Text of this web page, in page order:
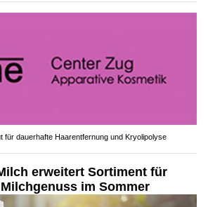
für dauerhafte Haarentfernung und Kryolipolyse
erweitert Sortiment für
im Sommer